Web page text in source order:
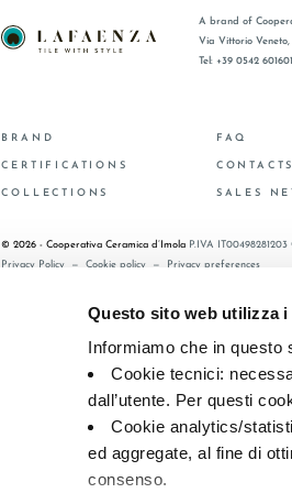
Questo sito web utilizza i
Informiamo che in questo
Cookie tecnici:
dall’utente. Per questi
Cookie analytics/
ed aggregate, al fine di
consenso.
A brand of
Via Vittorio
Tel: +39 0542 601601
BRAND
CERTIFICATIONS
COLLECTIONS
FAQ
SALES
© 2026 - Cooperativa Ceramica d’Imola P.IVA
Privacy Policy —Cookie policy — Privacy preferences